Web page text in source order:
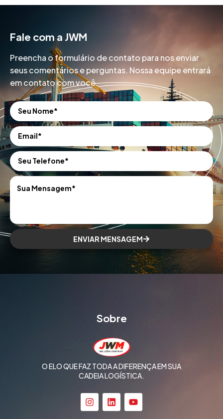
Fale com a JWM
Preencha o formulário de contato para nos enviar
seus comentários e perguntas. Nossa equipe entrará
em contato com você.
ENVIAR MENSAGEM
Sobre
O ELO QUE FAZ TODA A DIFERENÇA EM SUA
CADEIA LOGÍSTICA.